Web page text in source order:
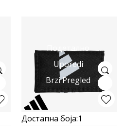
Подетално
Uporedi
Brzi Pregled
Достапна боја:1